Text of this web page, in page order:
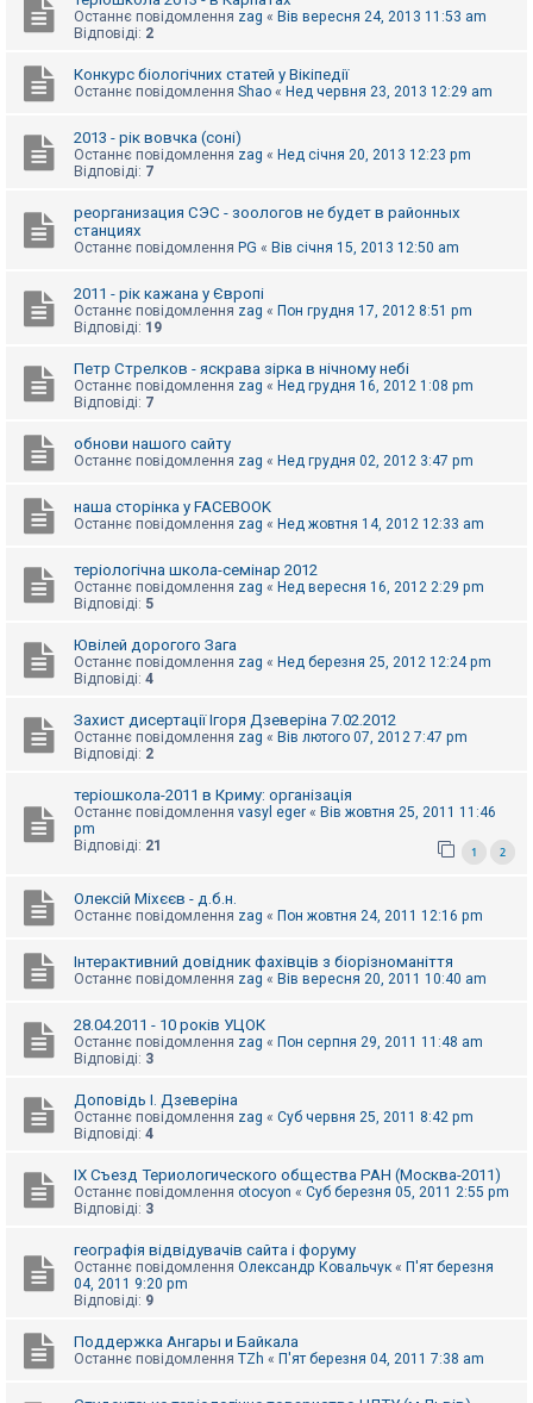
в
е
и
у
п
м
г
Останнє повідомлення zag « Вів вересня 24, 2013 11:53 am
Відповіді: 2
Конкурс біологічних статей у Вікіпедії
Останнє повідомлення Shao « Нед червня 23, 2013 12:29 am
2013 - рік вовчка (соні)
Останнє повідомлення zag « Нед січня 20, 2013 12:23 pm
Відповіді: 7
реорганизация СЭС - зоологов не будет в районных
станциях
Останнє повідомлення PG « Вів січня 15, 2013 12:50 am
2011 - рік кажана у Європі
Останнє повідомлення zag « Пон грудня 17, 2012 8:51 pm
Відповіді: 19
Петр Стрелков - яскрава зірка в нічному небі
Останнє повідомлення zag « Нед грудня 16, 2012 1:08 pm
Відповіді: 7
обнови нашого сайту
Останнє повідомлення zag « Нед грудня 02, 2012 3:47 pm
наша сторінка у FACEBOOK
Останнє повідомлення zag « Нед жовтня 14, 2012 12:33 am
теріологічна школа-семінар 2012
Останнє повідомлення zag « Нед вересня 16, 2012 2:29 pm
Відповіді: 5
Ювілей дорогого Зага
Останнє повідомлення zag « Нед березня 25, 2012 12:24 pm
Відповіді: 4
Захист дисертації Ігоря Дзеверіна 7.02.2012
Останнє повідомлення zag « Вів лютого 07, 2012 7:47 pm
Відповіді: 2
теріошкола-2011 в Криму: організація
Останнє повідомлення vasyl eger « Вів жовтня 25, 2011 11:46
pm
Відповіді: 21 1 2
Олексій Міхєєв - д.б.н.
Останнє повідомлення zag « Пон жовтня 24, 2011 12:16 pm
Інтерактивний довідник фахівців з біорізноманіття
Останнє повідомлення zag « Вів вересня 20, 2011 10:40 am
28.04.2011 - 10 років УЦОК
Останнє повідомлення zag « Пон серпня 29, 2011 11:48 am
Відповіді: 3
Доповідь І. Дзеверіна
Останнє повідомлення zag « Суб червня 25, 2011 8:42 pm
Відповіді: 4
IX Съезд Териологического общества РАН (Москва-2011)
Останнє повідомлення otocyon « Суб березня 05, 2011 2:55 pm
Відповіді: 3
географія відвідувачів сайта і форуму
Останнє повідомлення Олександр Ковальчук « П'ят березня
04, 2011 9:20 pm
Відповіді: 9
Поддержка Ангары и Байкала
Останнє повідомлення TZh « П'ят березня 04, 2011 7:38 am